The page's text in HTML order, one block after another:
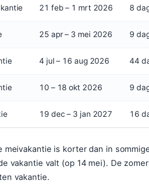
21 feb – 1 mrt 2026 8
25 apr – 3 mei 2026 9
4 jul – 16 aug 2026 44
10 – 18 okt 2026 9
19 dec – 3 jan 2027 16
meivakantie is korter dan in
vakantie valt (op 14 mei). De
vakantie.